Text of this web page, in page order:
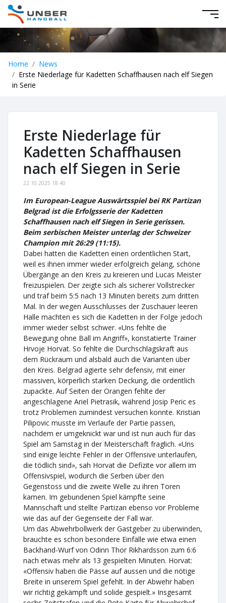
Home
News
Erste Niederlage für Kadetten Schaffhausen nach elf Siegen
in Serie
Erste Niederlage für
Kadetten Schaffhausen
nach elf Siegen in Serie
22.10.2025 18:40
Im European-League Auswärtsspiel bei RK Partizan
Belgrad ist die Erfolgsserie der Kadetten
Schaffhausen nach elf Siegen in Serie gerissen.
Beim serbischen Meister unterlag der Schweizer
Champion mit 26:29 (11:15).
Dabei hatten die Kadetten einen ordentlichen Start,
weil es ihnen immer wieder erfolgreich gelang, schöne
Übergänge an den Kreis zu kreieren und Lucas Meister
freizuspielen. Der zeigte sich als sicherer Vollstrecker
und traf beim 5:5 nach 13 Minuten bereits zum dritten
Mal. In der wegen Ausschlusses der Zuschauer leeren
Halle machten es sich die Kadetten in der Folge jedoch
immer wieder selbst schwer. «Uns fehlte die
Bewegung ohne Ball im Angriff», konstatierte Trainer
Hrvoje Horvat. So fehlte die Durchschlagskraft aus
dem Rückraum und alsbald auch die Varianten über
den Kreis. Belgrad agierte sehr defensiv, mit einer
massiven, körperlich starken Deckung, die ordentlich
zupackte. Auf Seiten der Orangen fehlte der
angeschlagene Ariel Pietrasik, während Josip Peric es
trotz Problemen zumindest versuchen konnte. Kristian
Pilipovic musste im Verlaufe der Partie passen,
nachdem er umgeknickt war und ist nun auch für das
Spiel am Samstag in der Meisterschaft fraglich. «Uns
sind einige leichte Fehler in der Offensive unterlaufen,
die tödlich sind», sah Horvat die Defizite vor allem im
Offensivspiel, wodurch die Serben über den
Gegenstoss und die zweite Welle zu ihren Toren
kamen. Im gebundenen Spiel kämpfte seine
Mannschaft und stellte Partizan ebenso vor Probleme
wie das auf der Gegenseite der Fall war.
Um das Abwehrbollwerk der Gastgeber zu überwinden,
brauchte es schon besondere Einfälle wie etwa einen
Backhand-Wurf von Odinn Thor Rikhardsson zum 6:6
nach etwas mehr als 13 gespielten Minuten. Horvat:
«Offensiv haben die Pässe auf aussen und die nötige
Breite in unserem Spiel gefehlt. In der Abwehr haben
wir richtig gekämpft und solide gespielt.» Insgesamt